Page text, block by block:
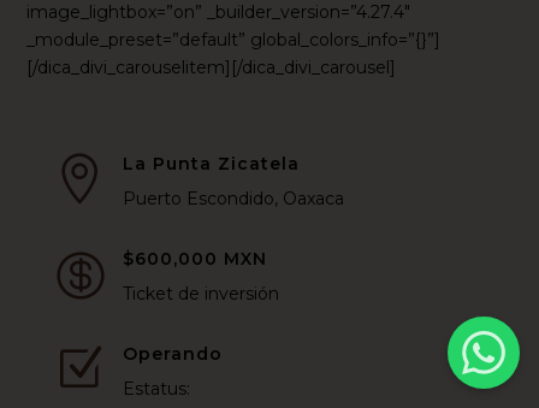
image_lightbox=”on” _builder_version=”4.27.4″
_module_preset=”default” global_colors_info=”{}”]
[/dica_divi_carouselitem][/dica_divi_carousel]

La Punta Zicatela
Puerto Escondido, Oaxaca

$600,000 MXN
Ticket de inversión
Z
Operando
Estatus: